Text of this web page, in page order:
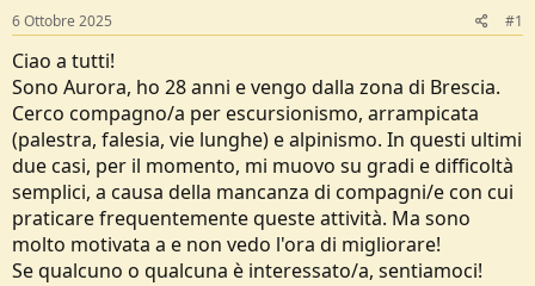
D
i
s
u
s
s
o
n
e
z
6 Ottobre 2025 #1
Ciao a tutti!
Sono Aurora, ho 28 anni e vengo dalla zona di Brescia.
Cerco compagno/a per escursionismo, arrampicata
(palestra, falesia, vie lunghe) e alpinismo. In questi ultimi
due casi, per il momento, mi muovo su gradi e difficoltà
semplici, a causa della mancanza di compagni/e con cui
praticare frequentemente queste attività. Ma sono
molto motivata a e non vedo l'ora di migliorare!
Se qualcuno o qualcuna è interessato/a, sentiamoci!